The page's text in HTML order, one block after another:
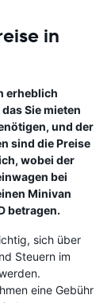
in
erheblich
Sie mieten
und der
sind die Preise
wobei der
bei
Minivan
betragen.
sich über
Steuern im
eine Gebühr